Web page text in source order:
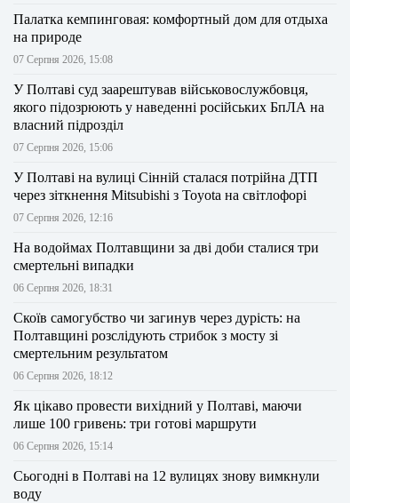
Палатка кемпинговая: комфортный дом для отдыха
на природе
07 Серпня 2026, 15:08
У Полтаві суд заарештував військовослужбовця,
якого підозрюють у наведенні російських БпЛА на
власний підрозділ
07 Серпня 2026, 15:06
У Полтаві на вулиці Сінній сталася потрійна ДТП
через зіткнення Mitsubishi з Toyota на світлофорі
07 Серпня 2026, 12:16
На водоймах Полтавщини за дві доби сталися три
смертельні випадки
06 Серпня 2026, 18:31
Скоїв самогубство чи загинув через дурість: на
Полтавщині розслідують стрибок з мосту зі
смертельним результатом
06 Серпня 2026, 18:12
Як цікаво провести вихідний у Полтаві, маючи
лише 100 гривень: три готові маршрути
06 Серпня 2026, 15:14
Сьогодні в Полтаві на 12 вулицях знову вимкнули
воду